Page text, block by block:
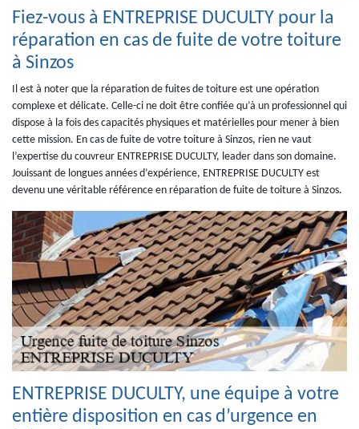
Fiez-vous à ENTREPRISE DUCULTY pour la
réparation en cas de fuite de votre toiture
à Sinzos
Il est à noter que la réparation de fuites de toiture est une opération
complexe et délicate. Celle-ci ne doit être confiée qu’à un professionnel qui
dispose à la fois des capacités physiques et matérielles pour mener à bien
cette mission. En cas de fuite de votre toiture à Sinzos, rien ne vaut
l’expertise du couvreur ENTREPRISE DUCULTY, leader dans son domaine.
Jouissant de longues années d’expérience, ENTREPRISE DUCULTY est
devenu une véritable référence en réparation de fuite de toiture à Sinzos.
ENTREPRISE DUCULTY, une équipe à votre
entière disposition en cas d’urgence en